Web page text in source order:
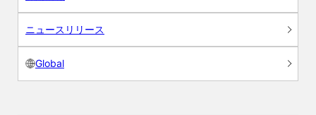
ニュースリリース
Global